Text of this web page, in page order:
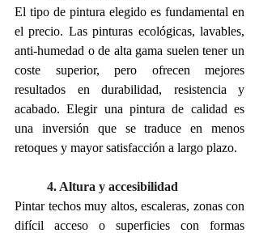
El tipo de pintura elegido es fundamental en
el precio. Las pinturas ecológicas, lavables,
anti-humedad o de alta gama suelen tener un
coste superior, pero ofrecen mejores
resultados en durabilidad, resistencia y
acabado. Elegir una pintura de calidad es
una inversión que se traduce en menos
retoques y mayor satisfacción a largo plazo.
4. Altura y accesibilidad
Pintar techos muy altos, escaleras, zonas con
difícil acceso o superficies con formas